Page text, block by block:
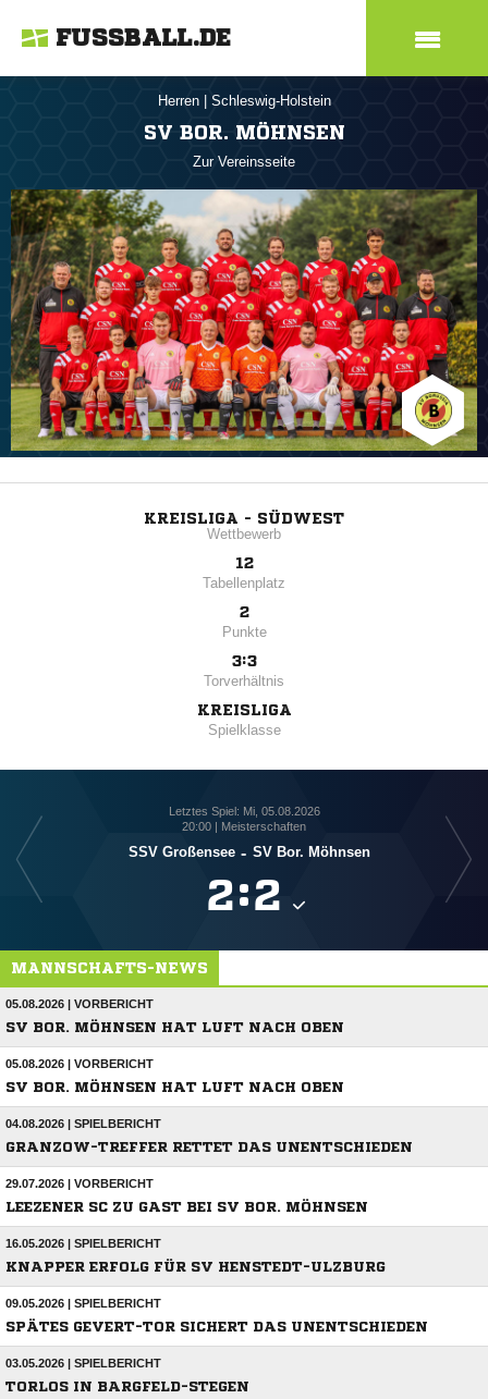
FUSSBALL.DE
Herren Schleswig-Holstein
SV BOR. MÖHNSEN
Zur Vereinsseite
KREISLIGA - SÜDWEST
Wettbewerb
12
Tabellenplatz
2
Punkte
3:3
Torverhältnis
KREISLIGA
Spielklasse
Letztes Spiel: Mi, 05.08.2026
20:00 | Meisterschaften
SSV Großensee - SV Bor. Möhnsen
:
MANNSCHAFTS-NEWS
05.08.2026 | VORBERICHT
SV BOR. MÖHNSEN HAT LUFT NACH OBEN
05.08.2026 | VORBERICHT
SV BOR. MÖHNSEN HAT LUFT NACH OBEN
04.08.2026 | SPIELBERICHT
GRANZOW-TREFFER RETTET DAS UNENTSCHIEDEN
29.07.2026 | VORBERICHT
LEEZENER SC ZU GAST BEI SV BOR. MÖHNSEN
16.05.2026 | SPIELBERICHT
KNAPPER ERFOLG FÜR SV HENSTEDT-ULZBURG
09.05.2026 | SPIELBERICHT
SPÄTES GEVERT-TOR SICHERT DAS UNENTSCHIEDEN
03.05.2026 | SPIELBERICHT
TORLOS IN BARGFELD-STEGEN